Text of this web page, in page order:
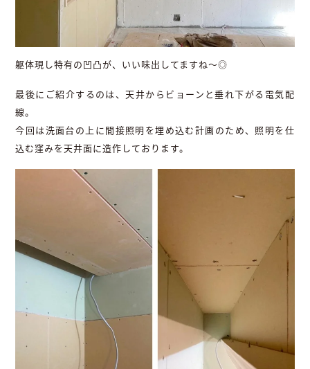
躯体現し特有の凹凸が、いい味出してますね〜◎
最後にご紹介するのは、天井からビョーンと垂れ下がる電気配
線。
今回は洗面台の上に間接照明を埋め込む計画のため、照明を仕
込む窪みを天井面に造作しております。